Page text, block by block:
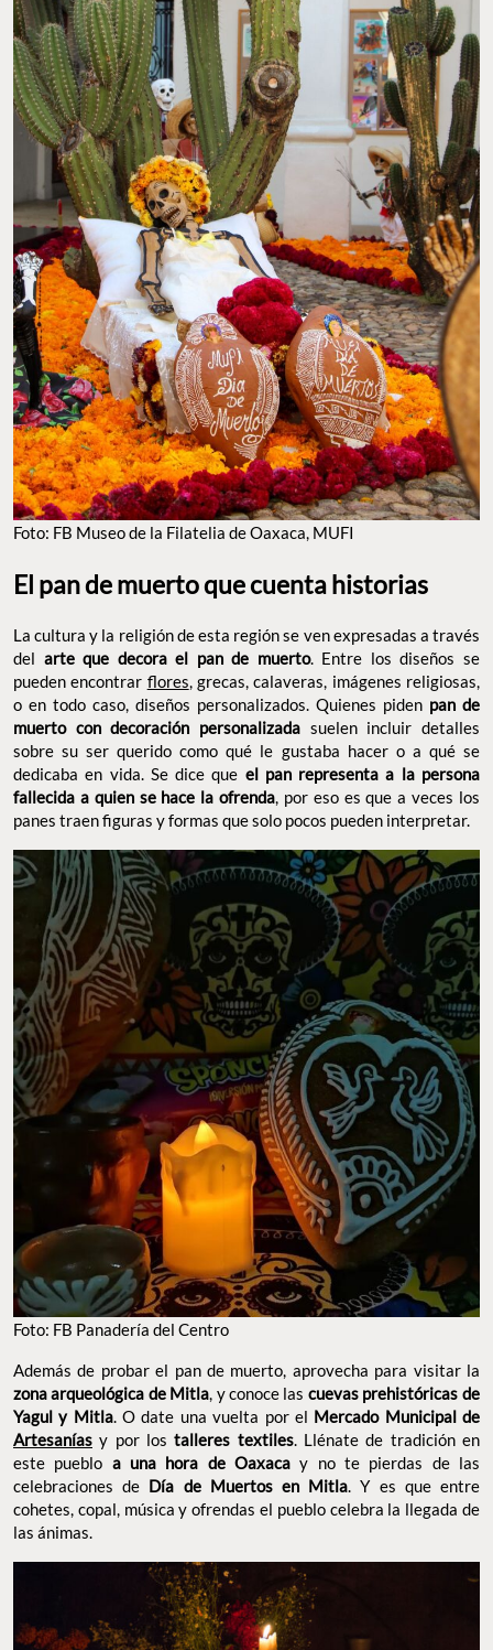
Foto: FB Museo de la Filatelia de Oaxaca, MUFI
El pan de muerto que cuenta historias
La cultura y la religión de esta región se ven expresadas a través
del arte que decora el pan de muerto. Entre los diseños se
pueden encontrar flores, grecas, calaveras, imágenes religiosas,
o en todo caso, diseños personalizados. Quienes piden pan de
muerto con decoración personalizada suelen incluir detalles
sobre su ser querido como qué le gustaba hacer o a qué se
dedicaba en vida. Se dice que el pan representa a la persona
fallecida a quien se hace la ofrenda, por eso es que a veces los
panes traen figuras y formas que solo pocos pueden interpretar.
Foto: FB Panadería del Centro
Además de probar el pan de muerto, aprovecha para visitar la
zona arqueológica de Mitla, y conoce las cuevas prehistóricas de
Yagul y Mitla. O date una vuelta por el Mercado Municipal de
Artesanías y por lostalleres textiles. Llénate de tradición en
este pueblo a una hora de Oaxaca y no te pierdas de las
celebraciones de Día de Muertos en Mitla. Y es que entre
cohetes, copal, música y ofrendas el pueblo celebra la llegada de
las ánimas.